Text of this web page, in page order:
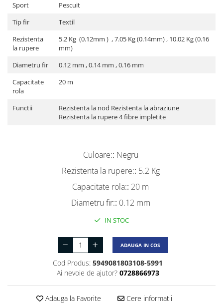
Sport
Pescuit
Tip fir
Textil
Rezistenta
la rupere
5.2 Kg (0.12mm ) , 7.05 Kg (0.14mm) , 10.02 Kg (0.16
mm)
Diametru fir
0.12 mm , 0.14 mm , 0.16 mm
Capacitate
rola
20 m
Functii
Rezistenta la nod Rezistenta la abraziune
Rezistenta la rupere 4 fibre impletite
Culoare:: Negru
Rezistenta la rupere:: 5.2 Kg
Capacitate rola:: 20 m
Diametru fir:: 0.12 mm
IN STOC
ADAUGA IN COS
Cod Produs: 5949081803108-5991
Ai nevoie de ajutor? 0728866973
Adauga la Favorite Cere informatii